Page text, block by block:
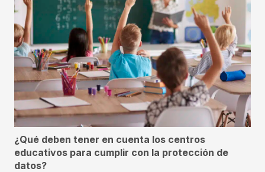
¿Qué deben tener en cuenta los centros
educativos para cumplir con la protección de
datos?